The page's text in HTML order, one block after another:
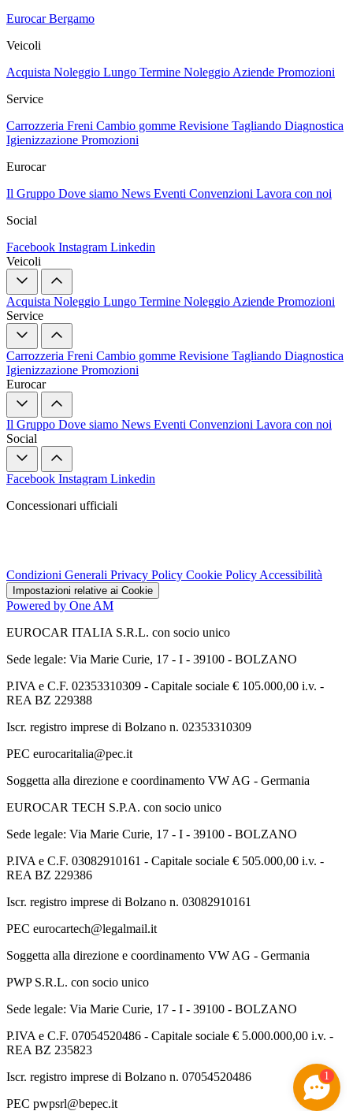
Eurocar Bergamo
Veicoli
Acquista Noleggio Lungo Termine Noleggio Aziende Promozioni
Service
Carrozzeria Freni Cambio gomme Revisione Tagliando Diagnostica
Igienizzazione Promozioni
Eurocar
Il Gruppo Dove siamo News Eventi Convenzioni Lavora con noi
Social
Facebook Instagram Linkedin
Veicoli
Acquista Noleggio Lungo Termine Noleggio Aziende Promozioni
Service
Carrozzeria Freni Cambio gomme Revisione Tagliando Diagnostica
Igienizzazione Promozioni
Eurocar
Il Gruppo Dove siamo News Eventi Convenzioni Lavora con noi
Social
Facebook Instagram Linkedin
Concessionari ufficiali
Condizioni Generali Privacy Policy Cookie Policy Accessibilità
Impostazioni relative ai Cookie
Powered by One AM
EUROCAR ITALIA S.R.L. con socio unico
Sede legale: Via Marie Curie, 17 - I - 39100 - BOLZANO
P.IVA e C.F. 02353310309 - Capitale sociale € 105.000,00 i.v. -
REA BZ 229388
Iscr. registro imprese di Bolzano n. 02353310309
PEC eurocaritalia@pec.it
Soggetta alla direzione e coordinamento VW AG - Germania
EUROCAR TECH S.P.A. con socio unico
Sede legale: Via Marie Curie, 17 - I - 39100 - BOLZANO
P.IVA e C.F. 03082910161 - Capitale sociale € 505.000,00 i.v. -
REA BZ 229386
Iscr. registro imprese di Bolzano n. 03082910161
PEC eurocartech@legalmail.it
Soggetta alla direzione e coordinamento VW AG - Germania
PWP S.R.L. con socio unico
Sede legale: Via Marie Curie, 17 - I - 39100 - BOLZANO
P.IVA e C.F. 07054520486 - Capitale sociale € 5.000.000,00 i.v. -
REA BZ 235823
Iscr. registro imprese di Bolzano n. 07054520486
PEC pwpsrl@bepec.it
1